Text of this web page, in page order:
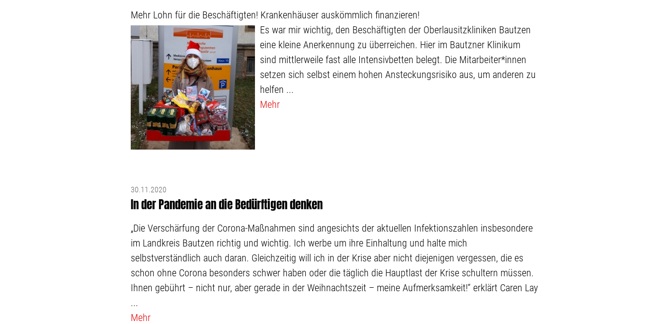
Mehr Lohn für die Beschäftigten! Krankenhäuser auskömmlich finanzieren!
Es war mir wichtig, den Beschäftigten der Oberlausitzkliniken Bautzen
eine kleine Anerkennung zu überreichen. Hier im Bautzner Klinikum
sind mittlerweile fast alle Intensivbetten belegt. Die Mitarbeiter*innen
setzen sich selbst einem hohen Ansteckungsrisiko aus, um anderen zu
helfen ...
Mehr
30.11.2020
In der Pandemie an die Bedürftigen denken
„Die Verschärfung der Corona-Maßnahmen sind angesichts der aktuellen Infektionszahlen insbesondere
im Landkreis Bautzen richtig und wichtig. Ich werbe um ihre Einhaltung und halte mich
selbstverständlich auch daran. Gleichzeitig will ich in der Krise aber nicht diejenigen vergessen, die es
schon ohne Corona besonders schwer haben oder die täglich die Hauptlast der Krise schultern müssen.
Ihnen gebührt – nicht nur, aber gerade in der Weihnachtszeit – meine Aufmerksamkeit!“ erklärt Caren Lay
...
Mehr